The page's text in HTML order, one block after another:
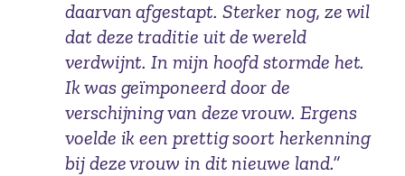
daarvan afgestapt. Sterker nog, ze wil
dat deze traditie uit de wereld
verdwijnt. In mijn hoofd stormde het.
Ik was geïmponeerd door de
verschijning van deze vrouw. Ergens
voelde ik een prettig soort herkenning
bij deze vrouw in dit nieuwe land.”